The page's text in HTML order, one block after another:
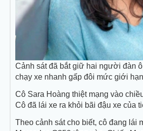
Cảnh sát đã bắt giữ hai người đàn
chạy xe nhanh gấp đôi mức giới
Cô Sara Hoàng thiệt mạng vào
Cô đã lái xe ra khỏi bãi đậu xe của
Theo cảnh sát cho biết, cô đang lái